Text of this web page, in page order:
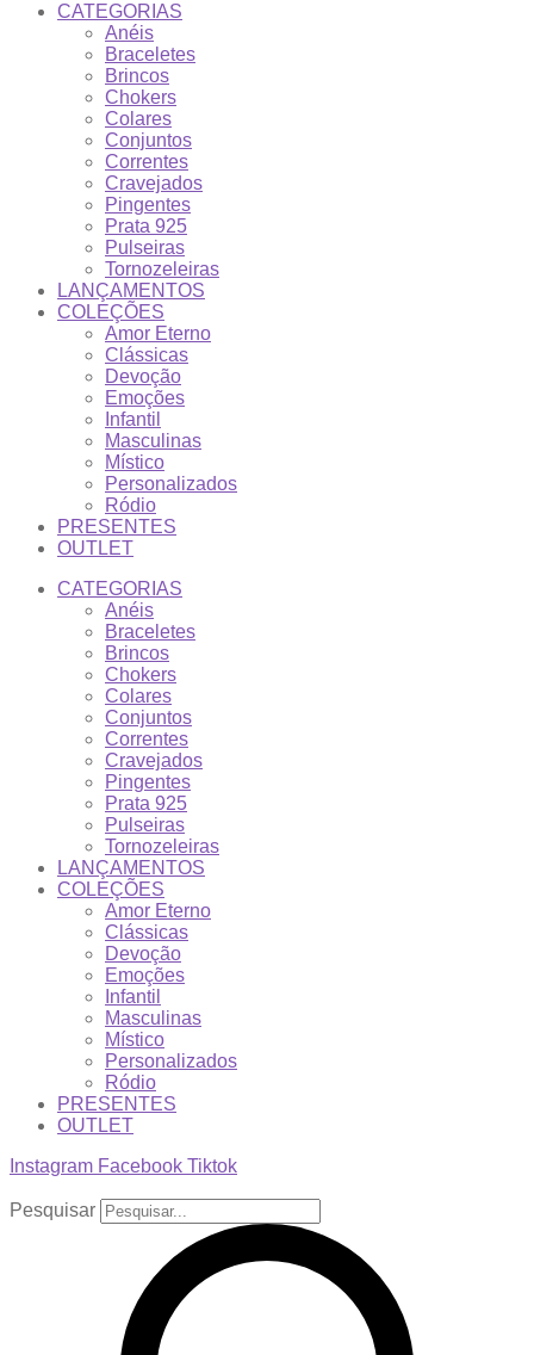
CATEGORIAS
Anéis
Braceletes
Brincos
Chokers
Colares
Conjuntos
Correntes
Cravejados
Pingentes
Prata 925
Pulseiras
Tornozeleiras
LANÇAMENTOS
COLEÇÕES
Amor Eterno
Clássicas
Devoção
Emoções
Infantil
Masculinas
Místico
Personalizados
Ródio
PRESENTES
OUTLET
CATEGORIAS
Anéis
Braceletes
Brincos
Chokers
Colares
Conjuntos
Correntes
Cravejados
Pingentes
Prata 925
Pulseiras
Tornozeleiras
LANÇAMENTOS
COLEÇÕES
Amor Eterno
Clássicas
Devoção
Emoções
Infantil
Masculinas
Místico
Personalizados
Ródio
PRESENTES
OUTLET
Instagram Facebook Tiktok
Pesquisar